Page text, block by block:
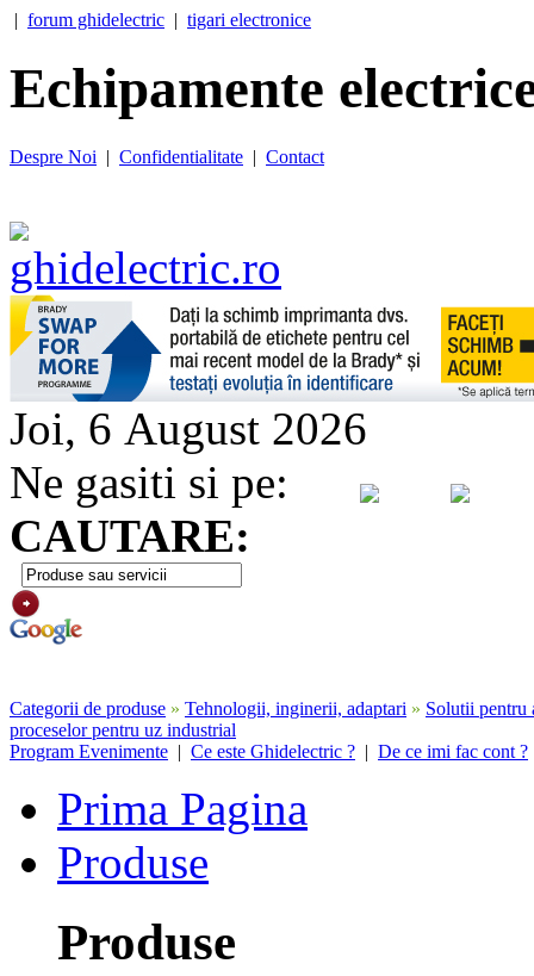
| forum ghidelectric | tigari electronice
Echipamente
Despre Noi | Confidentialitate | Contact
Joi, 6 August 2026
Ne gasiti si pe:
CAUTARE:
Categorii de produse » Tehnologii, inginerii, adaptari » Solutii pentru
proceselor pentru uz industrial
Program Evenimente | Ce este Ghidelectric ? | De ce imi fac cont ?
Prima Pagina
Produse
Produse